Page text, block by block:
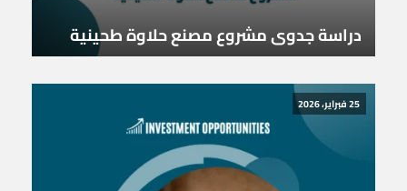
دراسة جدوى مشروع مصنع حلاوة طحينية
25 فبراير، 2026